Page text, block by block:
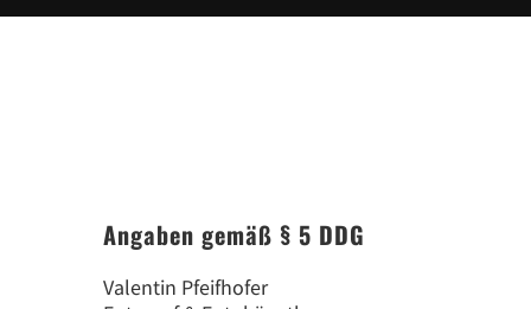
Angaben gemäß § 5 DDG
Valentin Pfeifhofer